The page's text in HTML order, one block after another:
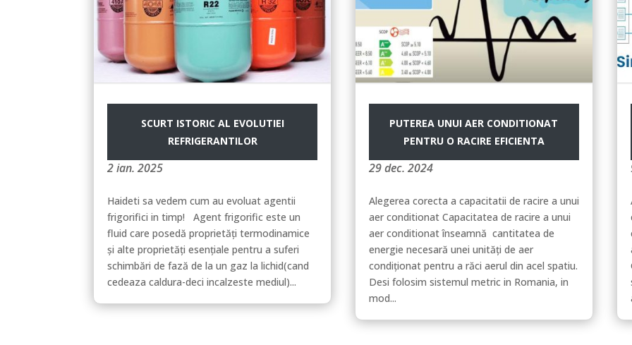
SCURT ISTORIC AL EVOLUTIEI
REFRIGERANTILOR
2 ian. 2025
Haideti sa vedem cum au evoluat agentii
frigorifici in timp! Agent frigorific este un
fluid care posedă proprietăți termodinamice
și alte proprietăți esențiale pentru a suferi
schimbări de fază de la un gaz la lichid(cand
cedeaza caldura-deci incalzeste mediul)...
PUTEREA UNUI AER CONDITIONAT
PENTRU O RACIRE EFICIENTA
29 dec. 2024
Alegerea corecta a capacitatii de racire a unui
aer conditionat Capacitatea de racire a unui
aer conditionat înseamnă cantitatea de
energie necesară unei unități de aer
condiționat pentru a răci aerul din acel spatiu.
Desi folosim sistemul metric in Romania, in
mod...